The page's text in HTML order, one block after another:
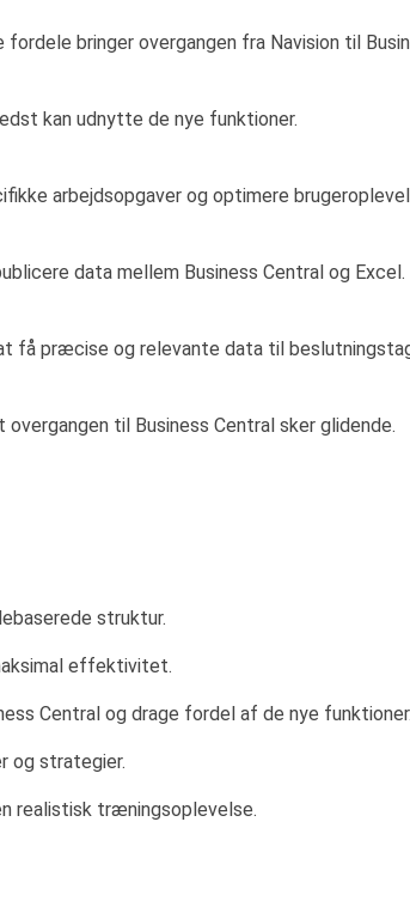
bringer overgangen fra Navision til
kan udnytte de nye funktioner.
arbejdsopgaver og optimere
data mellem Business Central og Excel.
få præcise og relevante data til
til Business Central sker glidende.
struktur.
effektivitet.
Central og drage fordel af de nye
og strategier.
realistisk træningsoplevelse.